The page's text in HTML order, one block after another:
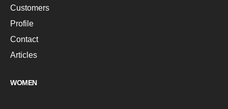
Customers
Profile
Contact
Articles
WOMEN